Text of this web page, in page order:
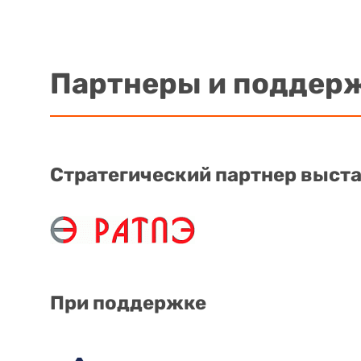
Партнеры и
Стратегический партнер
При поддержке